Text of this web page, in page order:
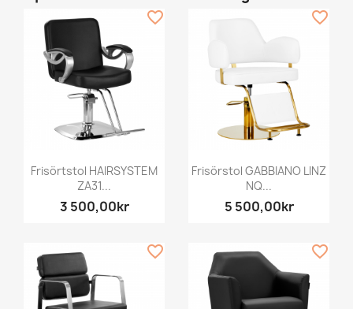
Frisörtstol HAIRSYSTEM
ZA31...
3 500,00kr
favorite_border
Frisörstol GABBIANO LINZ
NQ...
5 500,00kr
favorite_border
favorite_border favorite_border